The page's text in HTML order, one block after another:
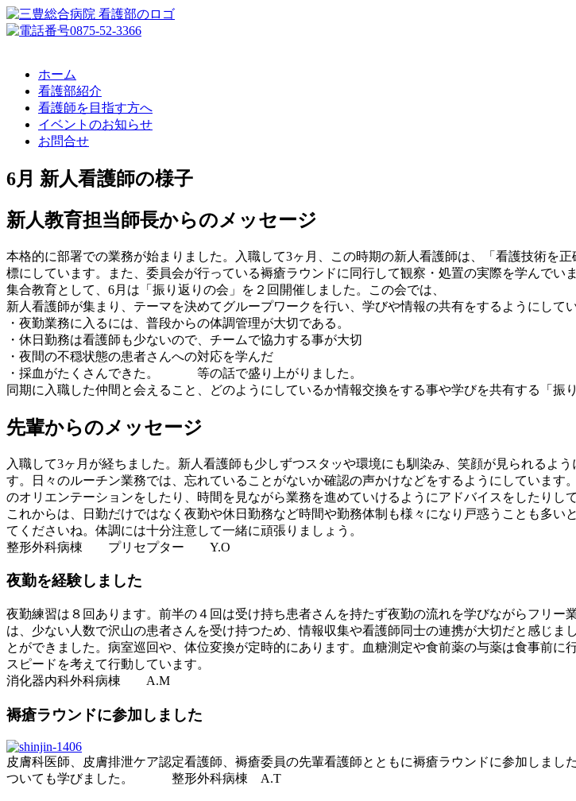
ホーム
看護部紹介
看護師を目指す方へ
イベントのお知らせ
お問合せ
6月 新人看護師の様子
新人教育担当師長からのメッセージ
本格的に部署での業務が始まりました。入職して3ヶ月、この時期の新人看護師は、「看護技術を
標にしています。また、委員会が行っている褥瘡ラウンドに同行して観察・処置の実際を学んでいま
集合教育として、6月は「振り返りの会」を２回開催しました。この会では、
新人看護師が集まり、テーマを決めてグループワークを行い、学びや情報の共有をするようにして
・夜勤業務に入るには、普段からの体調管理が大切である。
・休日勤務は看護師も少ないので、チームで協力する事が大切
・夜間の不穏状態の患者さんへの対応を学んだ
・採血がたくさんできた。 等の話で盛り上がりました。
同期に入職した仲間と会えること、どのようにしているか情報交換をする事や学びを共有す
先輩からのメッセージ
入職して3ヶ月が経ちました。新人看護師も少しずつスタッや環境にも馴染み、笑顔が見られるよ
す。日々のルーチン業務では、忘れていることがないか確認の声かけなどをするようにしていま
のオリエンテーションをしたり、時間を見ながら業務を進めていけるようにアドバイスをしたりして
これからは、日勤だけではなく夜勤や休日勤務など時間や勤務体制も様々になり戸惑うことも多
てくださいね。体調には十分注意して一緒に頑張りましょう。
整形外科病棟 プリセプター Y.O
夜勤を経験しました
夜勤練習は８回あります。前半の４回は受け持ち患者さんを持たず夜勤の流れを学びながらフリ
は、少ない人数で沢山の患者さんを受け持つため、情報収集や看護師同士の連携が大切だと感じ
とができました。病室巡回や、体位変換が定時的にあります。血糖測定や食前薬の与薬は食事前
スピードを考えて行動しています。
消化器内科外科病棟 A.M
褥瘡ラウンドに参加しました
皮膚科医師、皮膚排泄ケア認定看護師、褥瘡委員の先輩看護師とともに褥瘡ラウンドに参加しま
ついても学びました。 整形外科病棟 A.T